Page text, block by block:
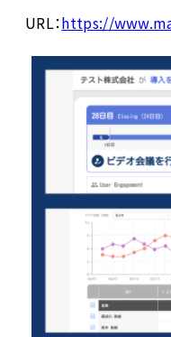
URL：https://